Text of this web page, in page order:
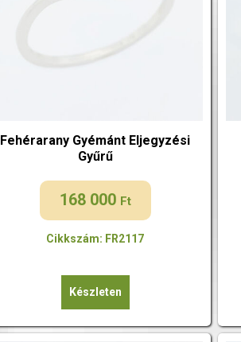
Fehérarany Gyémánt Eljegyzési
Gyűrű
168 000 Ft
Cikkszám: FR2117
Készleten